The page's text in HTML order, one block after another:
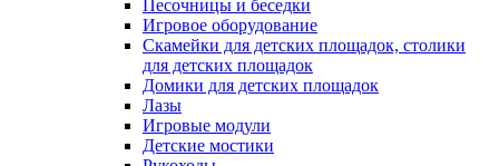
Песочницы и беседки
Игровое оборудование
Скамейки для детских площадок, столики
для детских площадок
Домики для детских площадок
Лазы
Игровые модули
Детские мостики